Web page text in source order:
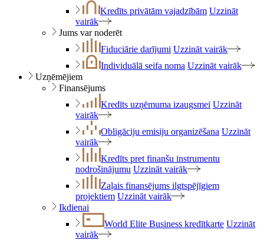
Kredīts privātām vajadzībām Uzzināt
vairāk
Jums var noderēt
Fiduciārie darījumi Uzzināt vairāk
Individuālā seifa noma Uzzināt vairāk
Uzņēmējiem
Finansējums
Kredīts uzņēmuma izaugsmei Uzzināt
vairāk
Obligāciju emisiju organizēšana Uzzināt
vairāk
Kredīts pret finanšu instrumentu
nodrošinājumu Uzzināt vairāk
Zaļais finansējums ilgtspējīgiem
projektiem Uzzināt vairāk
Ikdienai
World Elite Business kredītkarte Uzzināt
vairāk